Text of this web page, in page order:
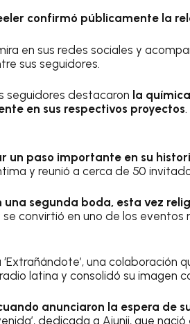
confirmó públicamente la
en sus redes sociales y
sus seguidores.
seguidores destacaron la
en sus respectivos proyectos.
un paso importante en su
y reunió a cerca de 50
segunda boda, esta vez
convirtió en uno de los
una colaboración
latina y consolidó su imagen
anunciaron la espera de
dedicada a Aiunii, que